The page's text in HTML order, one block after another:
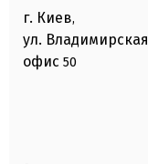
г. Киев,
ул. Владимирская
офис 50